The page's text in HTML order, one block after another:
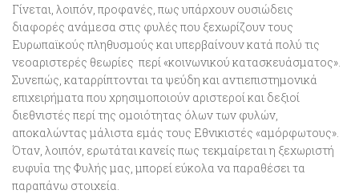
Γίνεται, λοιπόν, προφανές, πως υπάρχουν ουσιώδεις
διαφορές ανάμεσα στις φυλές που ξεχωρίζουν τους
Ευρωπαϊκούς πληθυσμούς και υπερβαίνουν κατά πολύ τις
νεοαριστερές θεωρίες περί «κοινωνικού κατασκευάσματος».
Συνεπώς, καταρρίπτονται τα ψεύδη και αντιεπιστημονικά
επιχειρήματα που χρησιμοποιούν αριστεροί και δεξιοί
διεθνιστές περί της ομοιότητας όλων των φυλών,
αποκαλώντας μάλιστα εμάς τους Εθνικιστές «αμόρφωτους».
Όταν, λοιπόν, ερωτάται κανείς πως τεκμαίρεται η ξεχωριστή
ευφυΐα της Φυλής μας, μπορεί εύκολα να παραθέσει τα
παραπάνω στοιχεία.